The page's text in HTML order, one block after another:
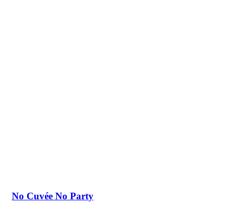
No Cuvée No Party